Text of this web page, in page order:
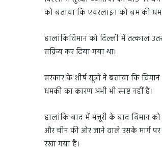
को बताया कि एयरलाइन को बम की
हालांकिविमान को दिल्ली में तत्काल
सक्रिय कर दिया गया था।
सरकार के शीर्ष सूत्रों ने बताया कि
धमकी का कारण अभी भी स्पष्ट नहीं है।
हालांकि बाद में मंजूरी के बाद विमान को
और चीन की ओर जाने वाले उसके मार्ग
रखा गया है।